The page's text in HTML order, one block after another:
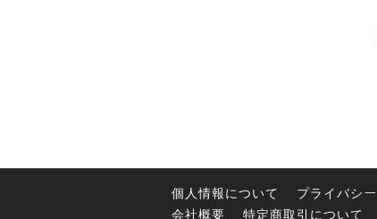
個人情報について プライバシ
会社概要
特定商取引について